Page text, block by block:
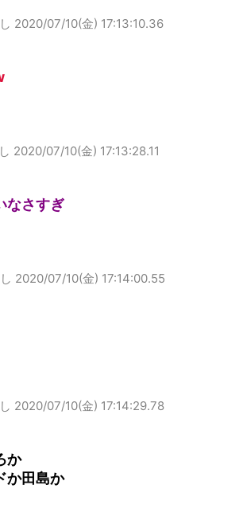
2020/07/10(金) 17:13:10.36
2020/07/10(金) 17:13:28.11
なさすぎ
2020/07/10(金) 17:14:00.55
2020/07/10(金) 17:14:29.78
か
か田島か